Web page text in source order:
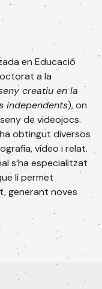
en Educació
a la
creatiu en la
independents), on
de videojocs.
obtingut diversos
vídeo i relat.
s’ha especialitzat
li permet
generant noves